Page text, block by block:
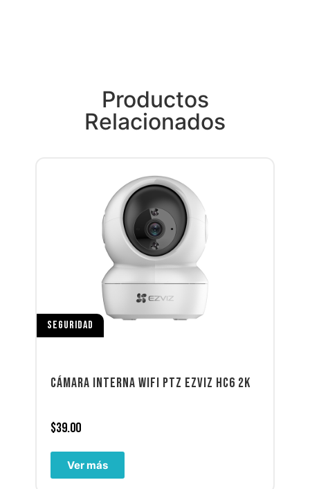
Productos
Relacionados
SEGURIDAD
CÁMARA INTERNA WIFI PTZ EZVIZ HC6 2K
$39.00
Ver más